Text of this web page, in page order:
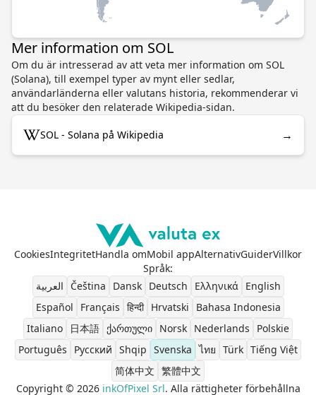
Mer information om SOL
Om du är intresserad av att veta mer information om SOL
(Solana), till exempel typer av mynt eller sedlar,
användarländerna eller valutans historia, rekommenderar vi
att du besöker den relaterade Wikipedia-sidan.
SOL - Solana på Wikipedia →
CookiesIntegritetHandla omMobil appAlternativGuiderVillkor
Språk:
العربية
Čeština Dansk Deutsch Ελληνικά
English
Español
Français हिन्दी Hrvatski
Bahasa Indonesia
Italiano
日本語 ქართული Norsk Nederlands
Polskie
Português
Pусский Shqip Svenska ไทย Türk Tiếng Việt
简体中文 繁體中文
Copyright © 2026 inkOfPixel Srl. Alla rättigheter förbehållna